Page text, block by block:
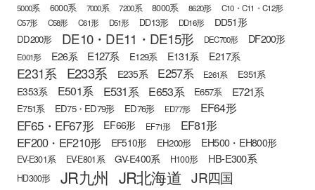
5000系 6000系 7000系 7200系 8000系 8620形
C10・C11・C12形
C57形
C58形 C61形 D51形 DD13形 DD16形 DD51形
DD200形 DE10・DE11・DE15形 DEC700形 DF200形
E001形 E26系 E127系 E129系 E131系 E217系
E231系 E233系 E235系 E257系 E261系 E351系
E353系 E501系 E531系 E653系 E657系 E721系
E751系 ED75・ED79形 ED76形 ED77形 EF64形
EF65・EF67形 EF66形 EF71形
EF81形
EF200・EF210形
EF510形 EH200形 EH500・EH800形
EV-E301系 EV-E801系 GV-E400系 H100形 HB-E300系
HD300形 JR九州 JR北海道 JR四国